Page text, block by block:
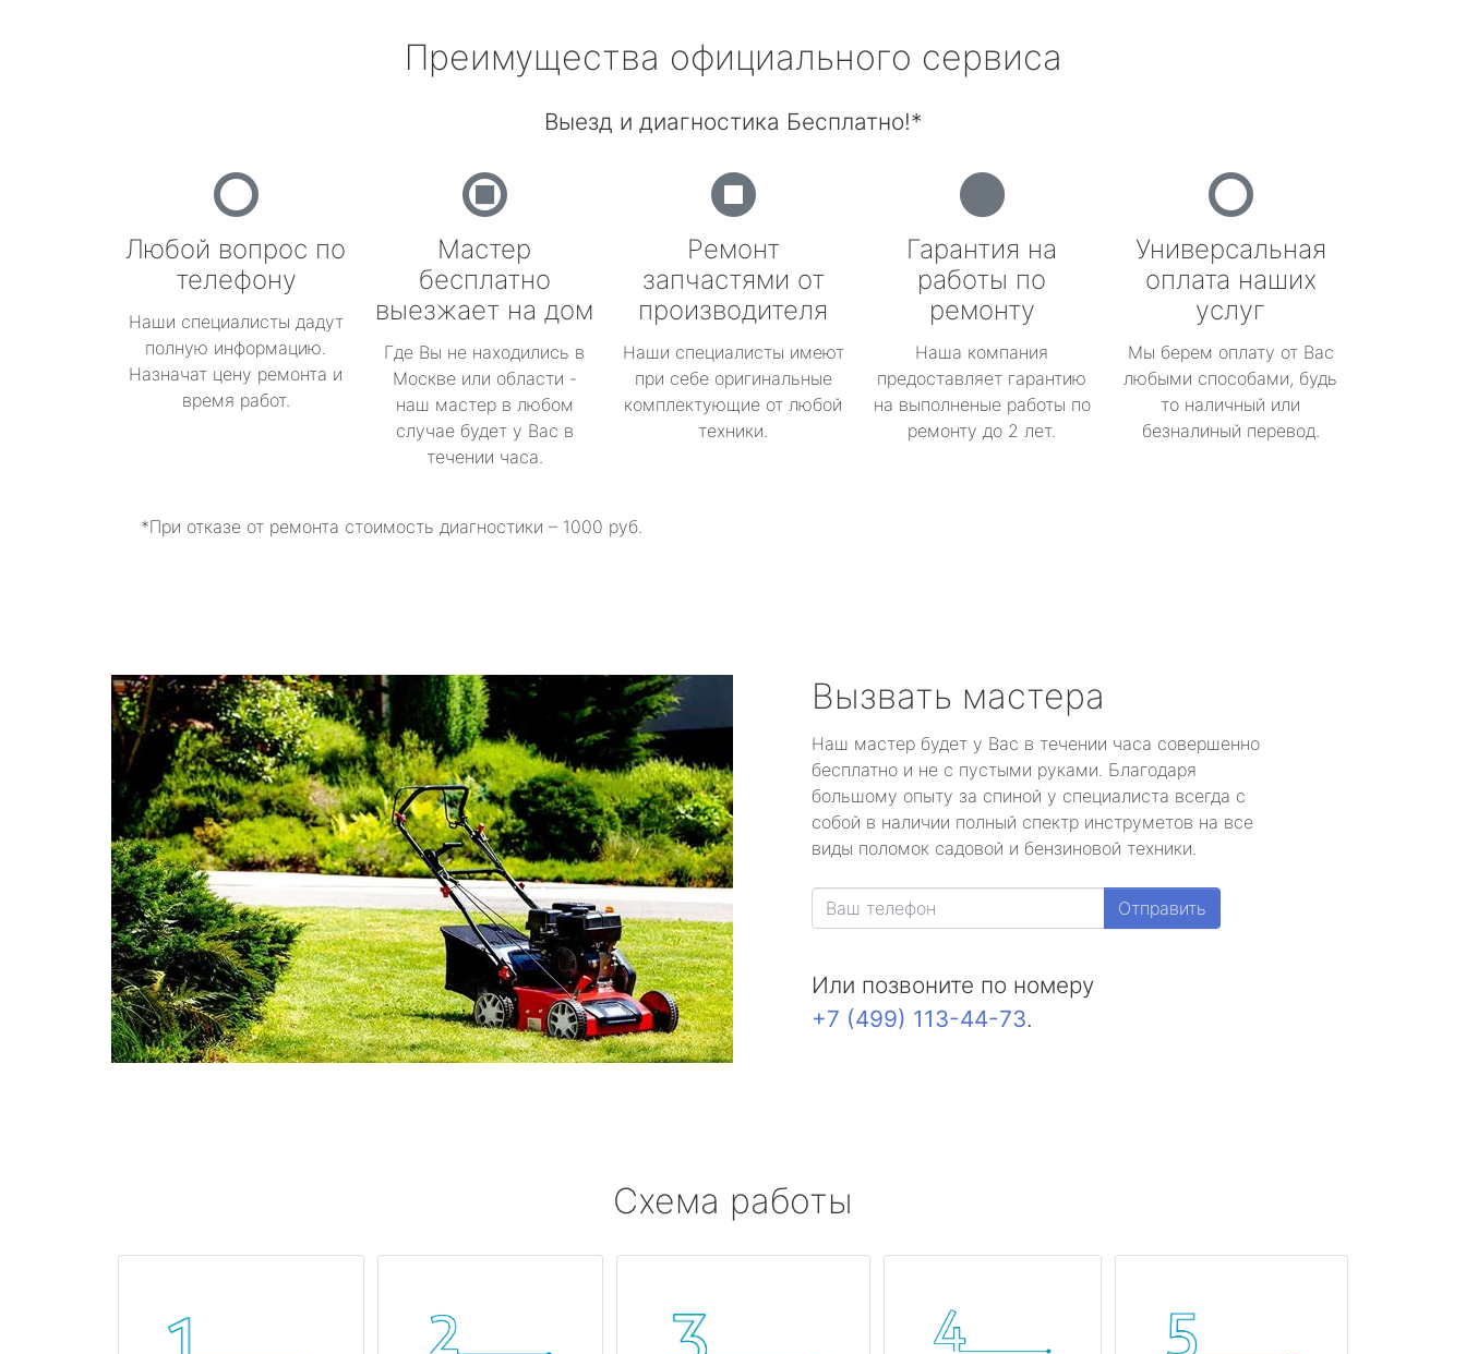
Преимущества официального сервиса
Выезд и диагностика Бесплатно!*
Любой вопрос по
телефону
Наши специалисты дадут
полную информацию.
Назначат цену ремонта и
время работ.
Мастер
бесплатно
выезжает на дом
Где Вы не находились в
Москве или области -
наш мастер в любом
случае будет у Вас в
течении часа.
Ремонт
запчастями от
производителя
Наши специалисты имеют
при себе оригинальные
комплектующие от любой
техники.
Гарантия на
работы по
ремонту
Наша компания
предоставляет гарантию
на выполненые работы по
ремонту до 2 лет.
Универсальная
оплата наших
услуг
Мы берем оплату от Вас
любыми способами, будь
то наличный или
безналиный перевод.
*При отказе от ремонта стоимость диагностики – 1000 руб.
Вызвать мастера
Наш мастер будет у Вас в течении часа совершенно
бесплатно и не с пустыми руками. Благодаря
большому опыту за спиной у специалиста всегда с
собой в наличии полный спектр инструметов на все
виды поломок садовой и бензиновой техники.
Отправить
Или позвоните по номеру
+7 (499) 113-44-73.
Схема работы